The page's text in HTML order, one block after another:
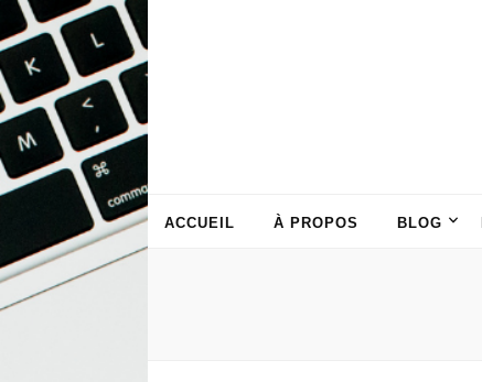
ACCUEIL À PROPOS BLOG